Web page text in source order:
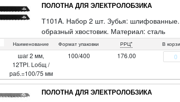
ПОЛОТНА ДЛЯ ЭЛЕКТРОЛОБЗИКА
Т101A. Набор 2 шт. Зубья: шлифованные.
образный хвостовик. Материал: сталь
65MN. Упаковка: пакет с подвесом.
Наименование Формат упаковки РРЦ* В
шаг 2 мм,
12TPI. Lобщ /
раб.=100/75 мм
100/400 176.00
ПОЛОТНА ДЛЯ ЭЛЕКТРОЛОБЗИКА